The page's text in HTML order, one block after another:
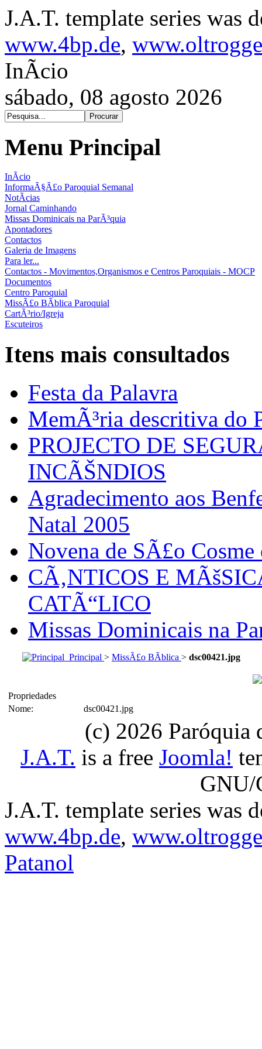
J.A.T. template series was
www.4bp.de,
InÃ­cio
sábado, 08 agosto 2026
Menu Principal
InÃ­cio
InformaÃ§Ã£o Paroquial Semanal
NotÃ­cias
Jornal Caminhando
Missas Dominicais na ParÃ³quia
Apontadores
Contactos
Galeria de Imagens
Para ler...
Contactos - Movimentos,Organismos e Centros Paroquiais - MOCP
Documentos
Centro Paroquial
MissÃ£o BÃ­blica Paroquial
CartÃ³rio/Igreja
Escuteiros
Itens mais consultados
Festa da Palavra
MemÃ³ria descritiva do
PROJECTO DE
INCÃŠNDIOS
Agradecimento aos
Natal 2005
Novena de SÃ£o
CÃ‚NTICOS E
CATÃ“LICO
Missas Dominicais na
Principal > MissÃ£o BÃ­blica > dsc00421.jpg
Propriedades
Nome:
dsc00421.jpg
(c) 2026 Paróquia
J.A.T. is a free Joomla!
GNU/
J.A.T. template series was
www.4bp.de,
Patanol